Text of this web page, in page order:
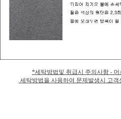
*세탁방법및 취급시 주의사항 -
세탁방법을 사용하여 문제발생시 고